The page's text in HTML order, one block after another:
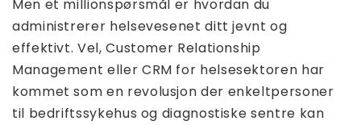
Men et millionspørsmål er hvordan du
administrerer helsevesenet ditt jevnt og
effektivt. Vel, Customer Relationship
Management eller CRM for helsesektoren har
kommet som en revolusjon der enkeltpersoner
til bedriftssykehus og diagnostiske sentre kan